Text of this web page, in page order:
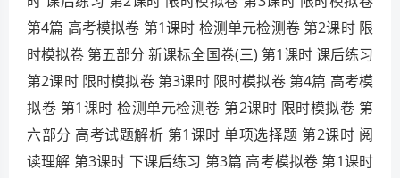
第4篇 高考模拟卷 第1课时 检测单元检测卷 第2课时 限
时模拟卷 第五部分 新课标全国卷(三) 第1课时 课后练习
第2课时 限时模拟卷 第3课时 限时模拟卷 第4篇 高考模
拟卷 第1课时 检测单元检测卷 第2课时 限时模拟卷 第
六部分 高考试题解析 第1课时 单项选择题 第2课时 阅
读理解 第3课时 下课后练习 第3篇 高考模拟卷 第1课时